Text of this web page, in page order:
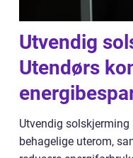
Utvendig
Utendørs
Utvendig
behagelige uterom,